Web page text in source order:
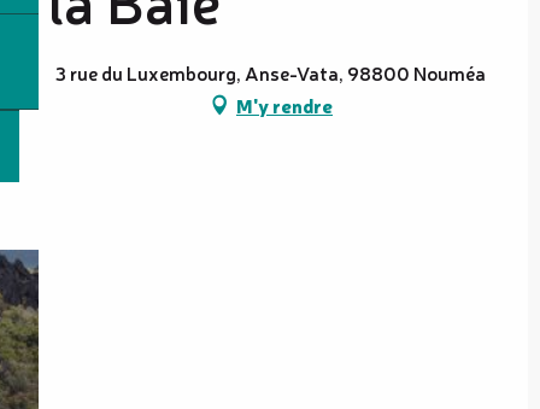
3 rue du Luxembourg, Anse-Vata, 98800 Nouméa
M'y rendre